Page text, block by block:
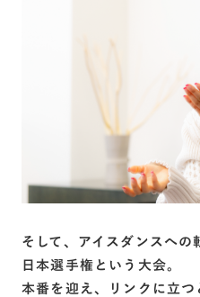
そして、アイスダンスへ
日本選手権という大会。
本番を迎え、リンクに立